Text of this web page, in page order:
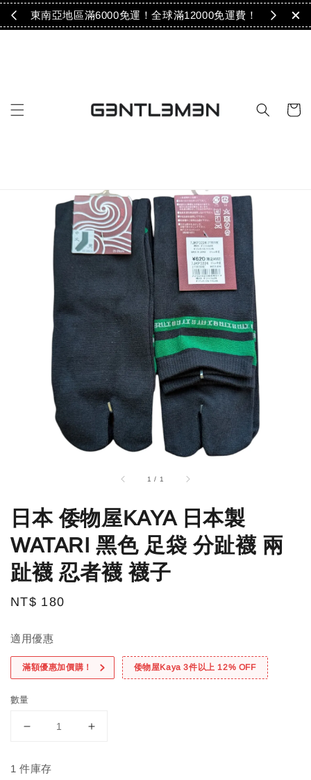
！ 東南亞地區滿6000免運！全球滿12000免運費！
1 / 1
日本 倭物屋KAYA 日本製
WATARI 黑色 足袋 分趾襪 兩
趾襪 忍者襪 襪子
Regular
NT$ 180
適用優惠
滿額優惠加價購！ 倭物屋Kaya 3件以上 12% OFF
數量
1 件庫存